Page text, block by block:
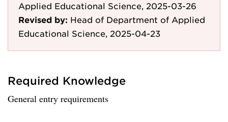
Applied Educational Science, 2025-03-26
Revised by: Head of Department of Applied
Educational Science, 2025-04-23
Required Knowledge
General entry requirements